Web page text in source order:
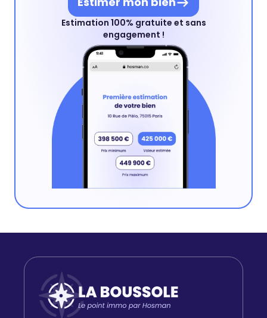
Estimation 100% gratuite et sans
engagement !